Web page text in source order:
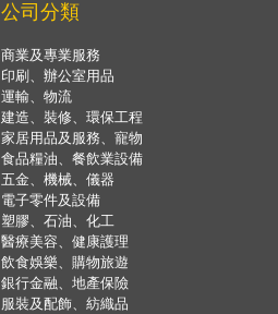
公司分類
商業及專業服務
印刷、辦公室用品
運輸、物流
建造、裝修、環保工程
家居用品及服務、寵物
食品糧油、餐飲業設備
五金、機械、儀器
電子零件及設備
塑膠、石油、化工
醫療美容、健康護理
飲食娛樂、購物旅遊
銀行金融、地產保險
服裝及配飾、紡織品